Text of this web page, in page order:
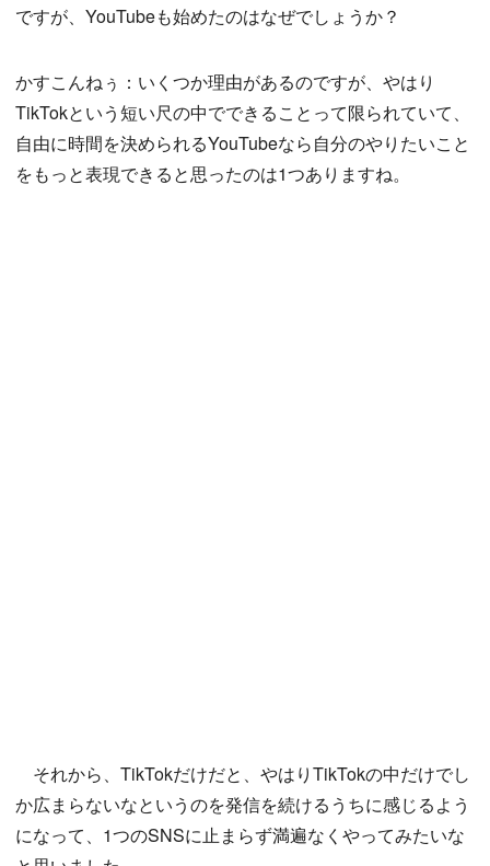
ですが、YouTubeも始めたのはなぜでしょうか？
かすこんねぅ：いくつか理由があるのですが、やはり
TikTokという短い尺の中でできることって限られていて、
自由に時間を決められるYouTubeなら自分のやりたいこと
をもっと表現できると思ったのは1つありますね。
それから、TikTokだけだと、やはりTikTokの中だけでし
か広まらないなというのを発信を続けるうちに感じるよう
になって、1つのSNSに止まらず満遍なくやってみたいな